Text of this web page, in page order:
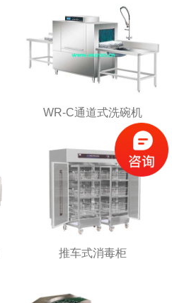
WR-C通道式洗碗机
推车式消毒柜